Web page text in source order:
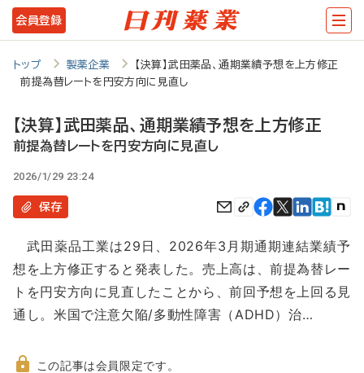
メ
イ
テ
ツ
に
動
会員登録
トップ 製薬企業
【決算】武田薬品、通期業績予想を上方修正
前提為替レートを円安方向に見直し
【決算】武田薬品、通期業績予想を上方修正
前提為替レートを円安方向に見直し
2026/1/29 23:24
保存
武田薬品工業は29日、2026年3月期通期連結業績予
想を上方修正すると発表した。売上高は、前提為替レー
トを円安方向に見直したことから、前回予想を上回る見
通し。米国で注意欠陥/多動性障害（ADHD）治…
この記事は会員限定です。